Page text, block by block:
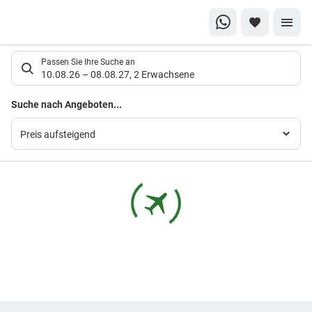
Suchlistenseite
Passen Sie Ihre Suche an
10.08.26 – 08.08.27, 2 Erwachsene
Suche nach Angeboten...
Preis aufsteigend